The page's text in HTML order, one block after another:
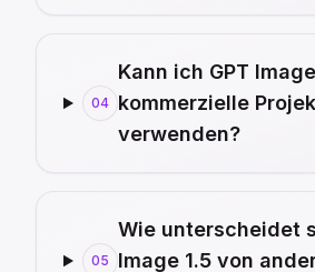
04
Kann ich GPT
kommerzielle
verwenden?
05
Wie unterscheidet
Image 1.5 von